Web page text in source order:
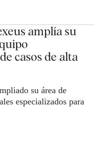
amplía su
casos de alta
su área de
especializados para